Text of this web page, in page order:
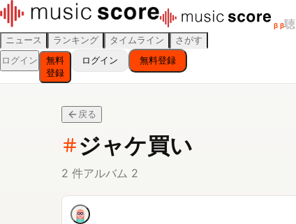
β β
ニュース ランキング タイムライン
さがす
ログイン
無料
登録
ログイン 無料登録
戻る
ジャケ買い
2 件アルバム 2